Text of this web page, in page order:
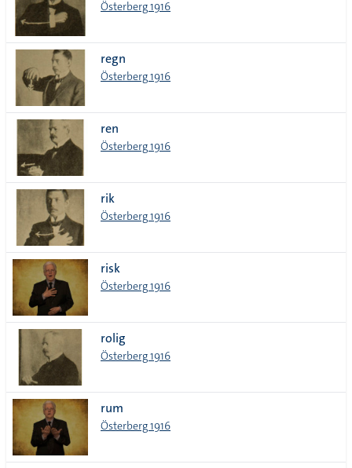
Österberg 1916
regn
Österberg 1916
ren
Österberg 1916
rik
Österberg 1916
risk
Österberg 1916
rolig
Österberg 1916
rum
Österberg 1916